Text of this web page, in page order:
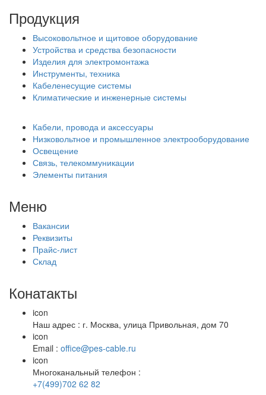
Продукция
Высоковольтное и щитовое оборудование
Устройства и средства безопасности
Изделия для электромонтажа
Инструменты, техника
Кабеленесущие системы
Климатические и инженерные системы
Кабели, провода и аксессуары
Низковольтное и промышленное электрооборудование
Освещение
Связь, телекоммуникации
Элементы питания
Меню
Вакансии
Реквизиты
Прайс-лист
Склад
Конатакты
icon
Наш адрес : г. Москва, улица Привольная, дом 70
icon
Email : office@pes-cable.ru
icon
Многоканальный телефон :
+7(499)702 62 82